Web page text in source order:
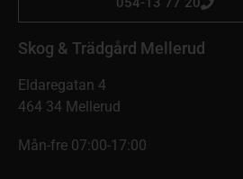
Skog & Trädgård Mellerud
Eldaregatan 4
464 34 Mellerud
Mån-fre 07:00-17:00